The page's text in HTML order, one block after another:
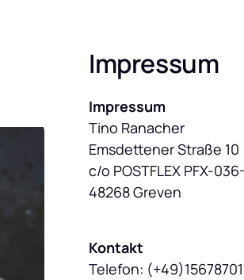
Impressum
Impressum
Tino Ranacher
Emsdettener Straße 10
c/o POSTFLEX PFX-
48268 Greven
Kontakt
Telefon: